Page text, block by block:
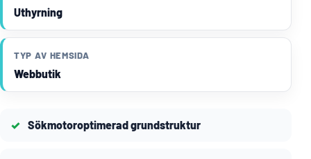
Uthyrning
TYP AV HEMSIDA
Webbutik
Sökmotoroptimerad grundstruktur